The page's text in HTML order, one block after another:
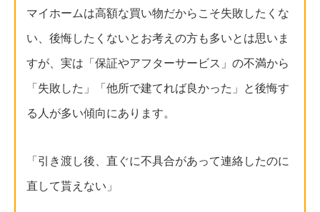
マイホームは高額な買い物だからこそ失敗したくな
い、後悔したくないとお考えの方も多いとは思いま
すが、実は「保証やアフターサービス」の不満から
「失敗した」「他所で建てれば良かった」と後悔す
る人が多い傾向にあります。
「引き渡し後、直ぐに不具合があって連絡したのに
直して貰えない」